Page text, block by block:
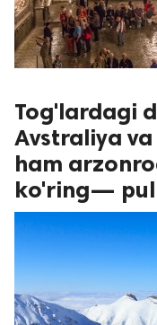
Tog'lardagi
Avstraliya
ham
ko'ring— pul